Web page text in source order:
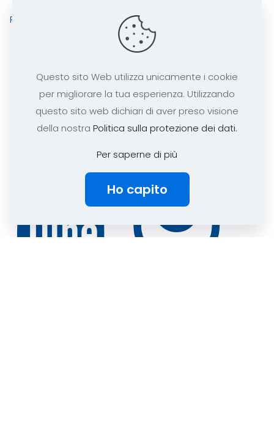
Privacy Policy
ASSTELCopyright 2025 tutti i diritti risevati -
codice fiscale 97290240585
Questo sito Web utilizza unicamente i cookie
per migliorare la tua esperienza. Utilizzando
questo sito web dichiari di aver preso visione
della nostra Politica sulla protezione dei dati.
Per saperne di più
Ho capito